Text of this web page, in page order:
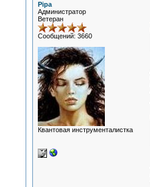
Pipa
Администратор
Ветеран
Сообщений: 3660
Квантовая инструменталистка